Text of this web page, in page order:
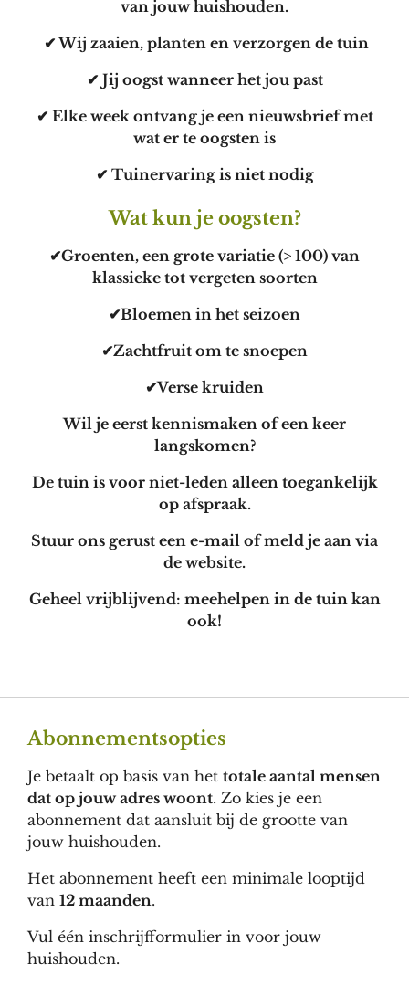
van jouw huishouden.
✔ Wij zaaien, planten en verzorgen de tuin
✔ Jij oogst wanneer het jou past
✔ Elke week ontvang je een nieuwsbrief met
wat er te oogsten is
✔ Tuinervaring is niet nodig
Wat kun je oogsten?
✔Groenten, een grote variatie (> 100) van
klassieke tot vergeten soorten
✔Bloemen in het seizoen
✔Zachtfruit om te snoepen
✔Verse kruiden
Wil je eerst kennismaken of een keer
langskomen?
De tuin is voor niet-leden alleen toegankelijk
op afspraak.
Stuur ons gerust een e-mail of meld je aan via
de website.
Geheel vrijblijvend: meehelpen in de tuin kan
ook!
Abonnementsopties
Je betaalt op basis van het totale aantal mensen
dat op jouw adres woont. Zo kies je een
abonnement dat aansluit bij de grootte van
jouw huishouden.
Het abonnement heeft een minimale looptijd
van 12 maanden.
Vul één inschrijfformulier in voor jouw
huishouden.